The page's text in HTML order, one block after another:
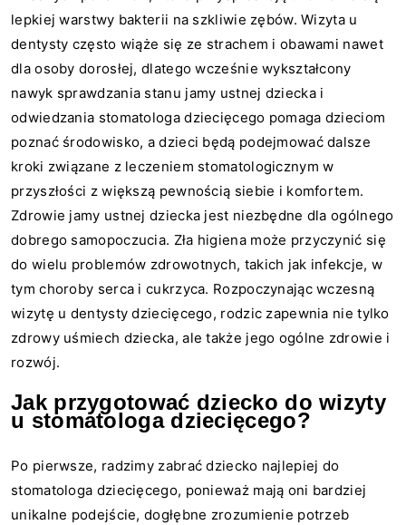
lepkiej warstwy bakterii na szkliwie zębów. Wizyta u
dentysty często wiąże się ze strachem i obawami nawet
dla osoby dorosłej, dlatego wcześnie wykształcony
nawyk sprawdzania stanu jamy ustnej dziecka i
odwiedzania stomatologa dziecięcego pomaga dzieciom
poznać środowisko, a dzieci będą podejmować dalsze
kroki związane z leczeniem stomatologicznym w
przyszłości z większą pewnością siebie i komfortem.
Zdrowie jamy ustnej dziecka jest niezbędne dla ogólnego
dobrego samopoczucia. Zła higiena może przyczynić się
do wielu problemów zdrowotnych, takich jak infekcje, w
tym choroby serca i cukrzyca. Rozpoczynając wczesną
wizytę u dentysty dziecięcego, rodzic zapewnia nie tylko
zdrowy uśmiech dziecka, ale także jego ogólne zdrowie i
rozwój.
Jak przygotować dziecko do wizyty
u stomatologa dziecięcego?
Po pierwsze, radzimy zabrać dziecko najlepiej do
stomatologa dziecięcego, ponieważ mają oni bardziej
unikalne podejście, dogłębne zrozumienie potrzeb